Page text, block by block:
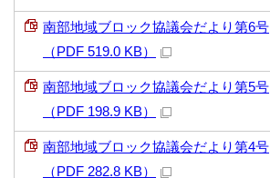
南部地域ブロック協議会だより第6号
（PDF 519.0 KB）
南部地域ブロック協議会だより第5号
（PDF 198.9 KB）
南部地域ブロック協議会だより第4号
（PDF 282.8 KB）